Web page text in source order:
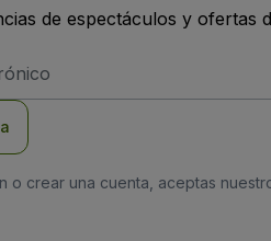
de espectáculos y ofertas
o crear una cuenta, aceptas